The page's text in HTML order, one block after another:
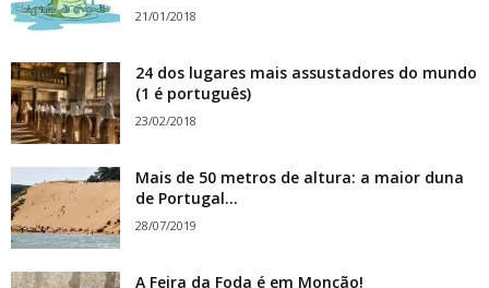
21/01/2018
24 dos lugares mais assustadores do mundo
(1 é português)
23/02/2018
Mais de 50 metros de altura: a maior duna
de Portugal...
28/07/2019
A Feira da Foda é em Monção!